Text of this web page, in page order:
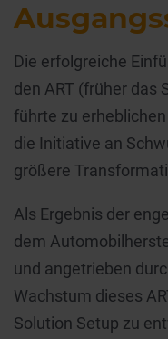
Die erfolgreiche
den ART (früher das
führte zu
die Initiative an
größere
Als Ergebnis der
dem
und angetrieben
Wachstum dieses
Solution Setup zu